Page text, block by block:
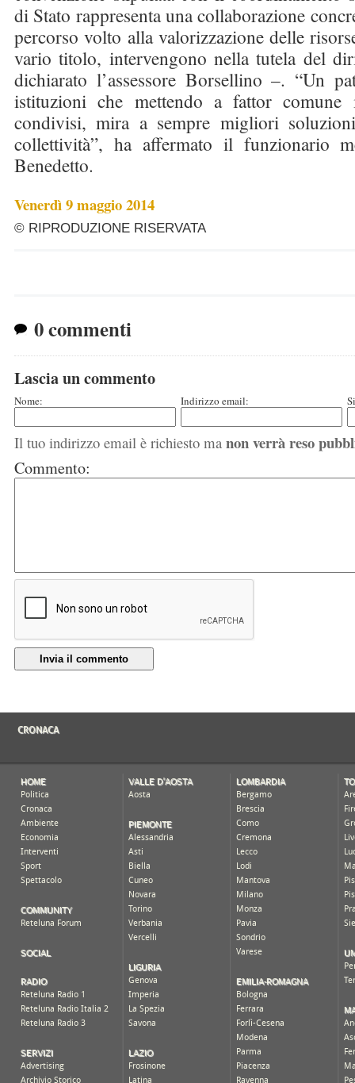
di Stato rappresenta una collaborazione
percorso volto alla valorizzazione delle
vario titolo, intervengono nella tutela del
dichiarato l’assessore Borsellino –. “Un
istituzioni che mettendo a fattor comune
condivisi, mira a sempre migliori
collettività”, ha affermato il funzionario
Benedetto.
Venerdì 9 maggio 2014
© RIPRODUZIONE RISERVATA
0 commenti
Lascia un commento
Nome: Indirizzo email:
Il tuo indirizzo email è richiesto ma non verrà reso
Commento:
Invia il commento